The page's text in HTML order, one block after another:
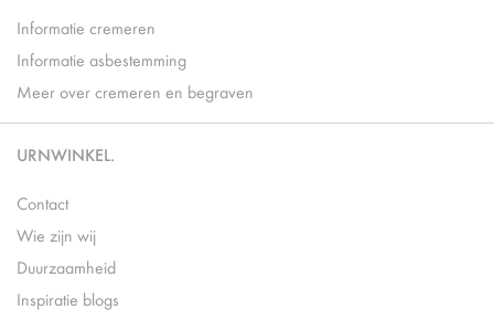
Informatie cremeren
Informatie asbestemming
Meer over cremeren en begraven
URNWINKEL.
Contact
Wie zijn wij
Duurzaamheid
Inspiratie blogs